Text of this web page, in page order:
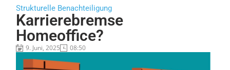
Strukturelle Benachteiligung
Karrierebremse
Homeoffice?
9. Juni, 2025 08:50